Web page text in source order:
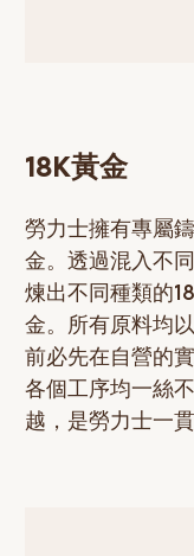
18K黃金
勞力士擁有專屬
金。透過混入不
煉出不同種類的
金。所有原料均
前必先在自營的
各個工序均一絲
越，是勞力士一貫